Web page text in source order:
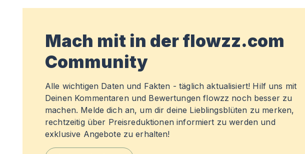
Mach mit in der flowzz.com
Community
Alle wichtigen Daten und Fakten - täglich aktualisiert! Hilf uns mit
Deinen Kommentaren und Bewertungen flowzz noch besser zu
machen. Melde dich an, um dir deine Lieblingsblüten zu merken,
rechtzeitig über Preisreduktionen informiert zu werden und
exklusive Angebote zu erhalten!